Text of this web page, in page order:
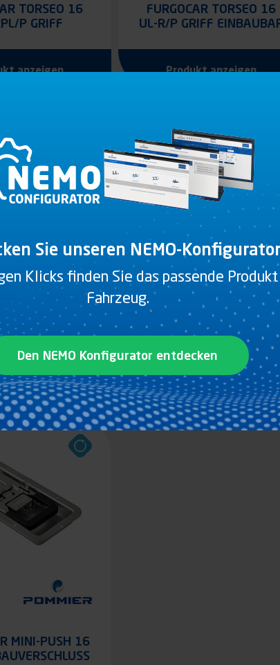
TORSEO 16
P GRIFF
anzeigen
FURGOCAR TORSEO 16
UL-R/P GRIFF
Produkt anzeigen
MINI-PUSH 16
anzeigen
FURGOCAR MINI-PUSH
R EINBAUVERSCHLUSS
VORGESEHEN FÜR
INNENENTRIEGELUNG
Produkt anzeigen
MINI-PUSH 16
Sie unseren NEMO-
Klicks finden Sie das passende
Fahrzeug.
Den NEMO Konfigurator entdecken